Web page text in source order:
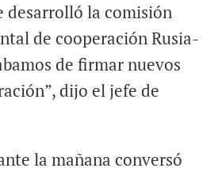
desarrolló la comisión
de cooperación Rusia-
de firmar nuevos
dijo el jefe de
la mañana conversó